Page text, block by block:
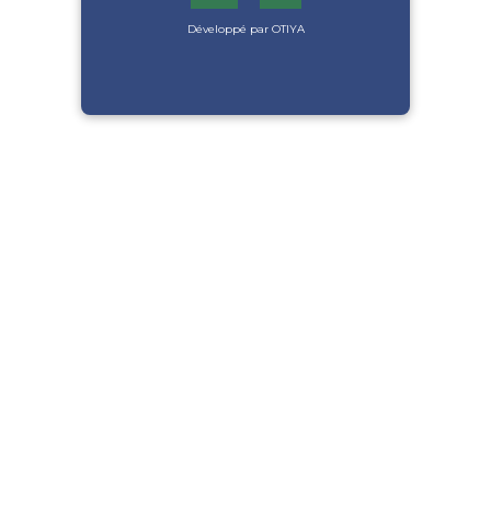
Développé par OTIYA